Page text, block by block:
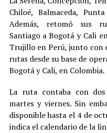
Chiloé, Balmaceda,
Además, retomó sus
Santiago a Bogotá y Cali
Trujillo en Perú, junto con
rutas desde su base de
Bogotá y Cali, en Colombia.
La ruta contaba con
martes y viernes. Sin
disponible hasta el 4 de
indica el calendario de la